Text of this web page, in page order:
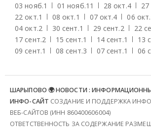
03 нояб.1 01 нояб.11 28 окт.4 27
22 окт.1 08 окт.1 07 окт.4 06 окт.
04 окт.2 30 сент.1 29 сент.2 22
17 сент.2 15 сент.1 14 сент.1 13
09 сент.1 08 сент.3 07 сент.1 06
ШАРЫПОВО 🌍 НОВОСТИ :
ИНФО-САЙТ СОЗДАНИЕ И ПОДДЕРЖКА
ВЕБ-САЙТОВ (ИНН 860400606004)
ОТВЕТСТВЕННОСТЬ ЗА СОДЕРЖАНИЕ